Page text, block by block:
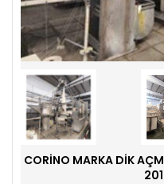
CORINO MARKA DIK